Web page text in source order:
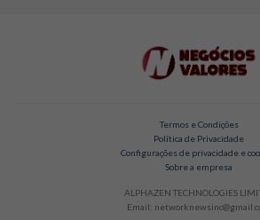
Termos e Condições
Política de Privacidade
Configurações de privacidade e
Sobre a empresa
ALPHAZEN TECHNOLOGIES
Email: